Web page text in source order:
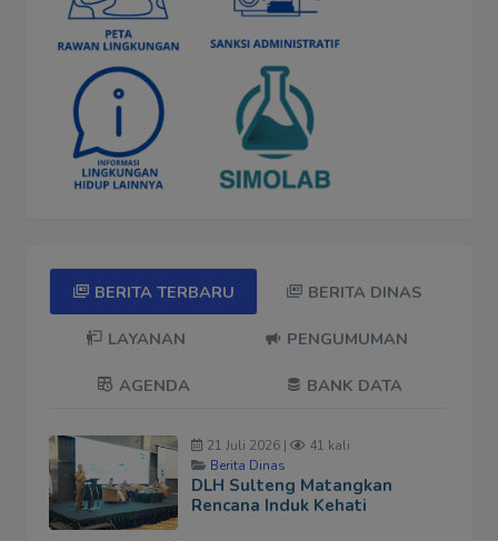
BERITA TERBARU BERITA DINAS
LAYANAN PENGUMUMAN
AGENDA BANK DATA
21 Juli 2026 |
41 kali
Berita Dinas
DLH Sulteng Matangkan
Rencana Induk Kehati